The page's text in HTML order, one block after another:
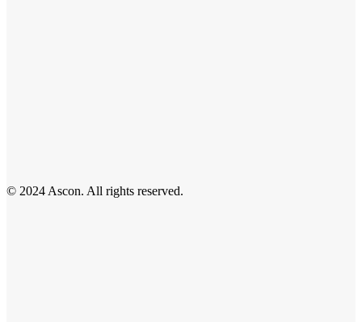
© 2024 Ascon. All rights reserved.